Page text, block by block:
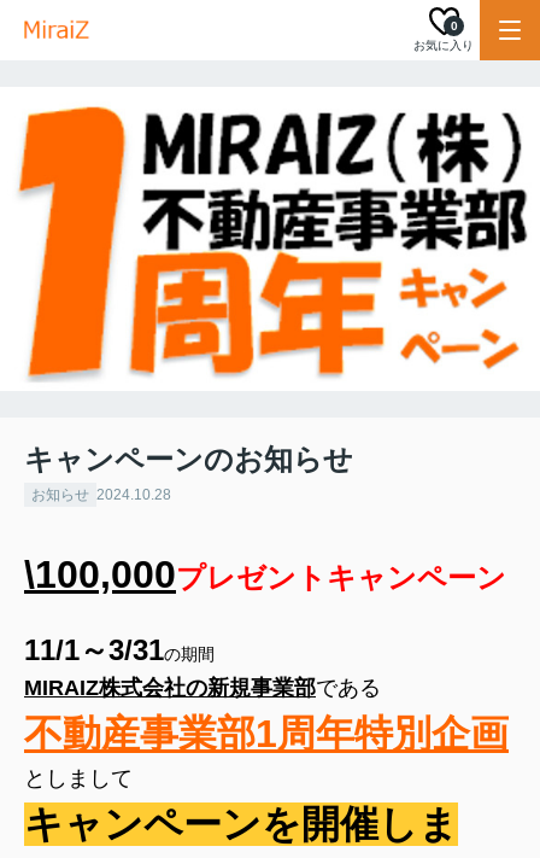
お気に入り
0
キャンペーンのお知らせ
お知らせ 2024.10.28
\100,000プレゼントキャンペーン
11/1～3/31の期間
MIRAIZ株式会社の新規事業部である
不動産事業部1周年特別企画
としまして
キャンペーンを開催しま